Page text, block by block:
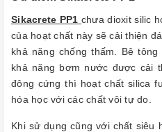
Sikacrete PP1 chưa dioxit silic
của hoạt chất này sẽ cải thiện
khả năng chống thấm. Bê
khả năng bơm nước được cải
đông cứng thì hoạt chất silica
hóa học với các chất vôi tự do.
Khi sử dụng cũng với chất siêu